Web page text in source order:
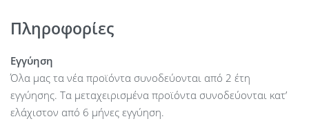
Radiator Compatibility : Rear: 120mm
Maximum CPU Cooler Height : up to 165 mm
Maximum GPU Length : up to 380 mm
Maximum PSU Length : up to 210 mm
Dimensions (mm) : 479 x 220 x 450 mm
Drive bays accessible : 1 x 2.5”
Πληροφορίες
Εγγύηση
Όλα μας τα νέα προϊόντα συνοδεύονται από 2 έτη
εγγύησης. Τα μεταχειρισμένα προϊόντα συνοδεύονται κατ’
ελάχιστον από 6 μήνες εγγύηση.